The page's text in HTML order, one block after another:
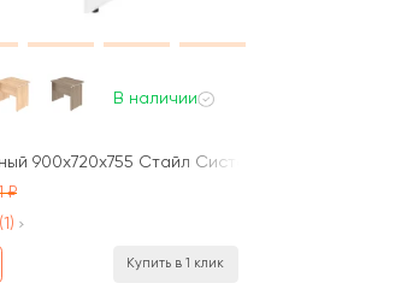
В наличии
900x720x755 Стайл Систем / Style System
(1)
Купить в 1 клик